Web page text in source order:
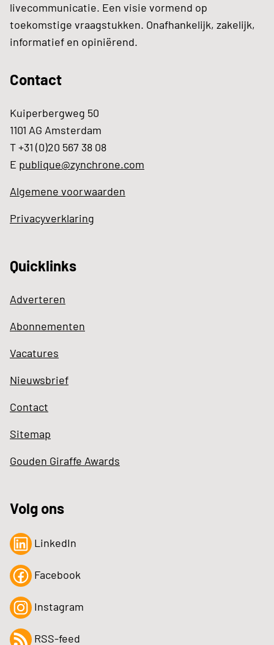
livecommunicatie. Een visie vormend op
toekomstige vraagstukken. Onafhankelijk, zakelijk,
informatief en opiniërend.
Contact
Kuiperbergweg 50
1101 AG Amsterdam
T +31 (0)20 567 38 08
E publique@zynchrone.com
Algemene voorwaarden
Privacyverklaring
Quicklinks
Adverteren
Abonnementen
Vacatures
Nieuwsbrief
Contact
Sitemap
Gouden Giraffe Awards
Volg ons
LinkedIn
Facebook
Instagram
RSS-feed